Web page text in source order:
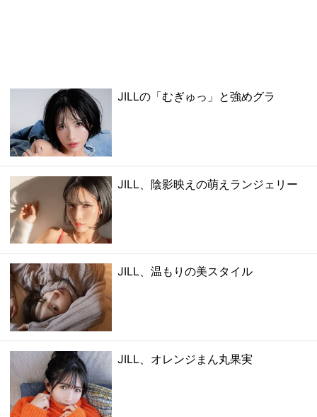
JILLの「むぎゅっ」と強めグラ
JILL、陰影映えの萌えランジェリー
JILL、温もりの美スタイル
JILL、オレンジまん丸果実